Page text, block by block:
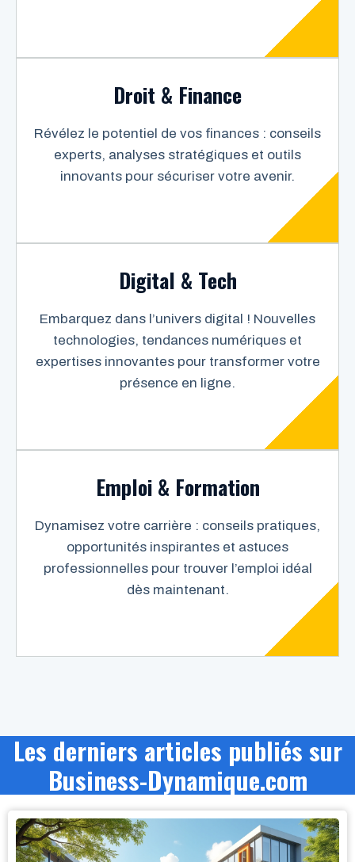
Droit & Finance
Révélez le potentiel de vos finances : conseils
experts, analyses stratégiques et outils
innovants pour sécuriser votre avenir.
Digital & Tech
Embarquez dans l’univers digital ! Nouvelles
technologies, tendances numériques et
expertises innovantes pour transformer votre
présence en ligne.
Emploi & Formation
Dynamisez votre carrière : conseils pratiques,
opportunités inspirantes et astuces
professionnelles pour trouver l’emploi idéal
dès maintenant.
Les derniers articles publiés sur
Business-Dynamique.com